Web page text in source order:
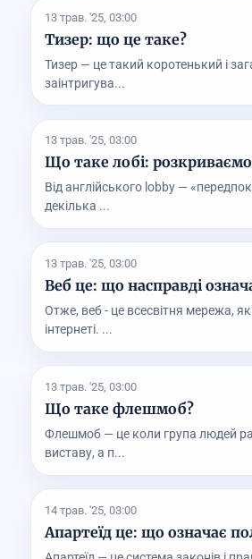
13 трав. '25, 03:00
Тизер: що це таке?
Тизер — це такий коротенький і
заінтригува...
13 трав. '25, 03:00
Що таке лобі: розкриваємо
Від англійського lobby —
декілька ...
13 трав. '25, 03:00
Веб це: що насправді
Отже, веб - це всесвітня мережа,
інтернеті. ...
13 трав. '25, 03:00
Що таке флешмоб?
Флешмоб — це коли група людей
виставу, а п...
14 трав. '25, 03:00
Апартеїд це: що означає